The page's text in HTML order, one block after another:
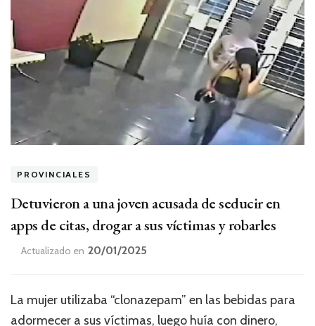
PROVINCIALES
Detuvieron a una joven acusada de seducir en
apps de citas, drogar a sus víctimas y robarles
Actualizado en 20/01/2025
La mujer utilizaba “clonazepam” en las bebidas para
adormecer a sus víctimas, luego huía con dinero,